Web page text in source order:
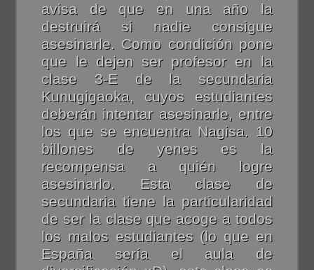
avisa de que en una año la
destruirá si nadie consigue
asesinarle. Como condición pone
que le dejen ser profesor en la
clase 3-E de la secundaria
Kunugigaoka, cuyos estudiantes
deberán intentar asesinarle, entre
los que se encuentra Nagisa. 10
billones de yenes es la
recompensa a quién logre
asesinarlo. Esta clase de
secundaria tiene la particularidad
de ser la clase que acoge a todos
los malos estudiantes (lo que en
España sería el aula de